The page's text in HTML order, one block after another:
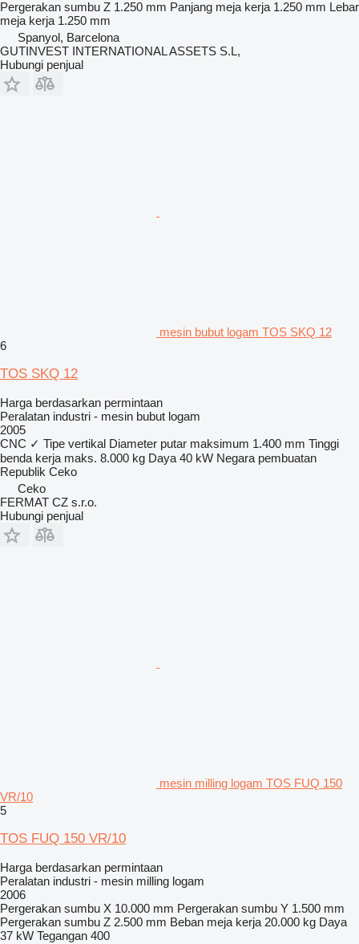
Pergerakan sumbu Z 1.250 mm Panjang meja kerja 1.250 mm Lebar
meja kerja 1.250 mm
Spanyol, Barcelona
GUTINVEST INTERNATIONAL ASSETS S.L,
Hubungi penjual
mesin bubut logam TOS SKQ 12
6
TOS SKQ 12
Harga berdasarkan permintaan
Peralatan industri - mesin bubut logam
2005
CNC ✓ Tipe vertikal Diameter putar maksimum 1.400 mm Tinggi
benda kerja maks. 8.000 kg Daya 40 kW Negara pembuatan
Republik Ceko
Ceko
FERMAT CZ s.r.o.
Hubungi penjual
mesin milling logam TOS FUQ 150
VR/10
5
TOS FUQ 150 VR/10
Harga berdasarkan permintaan
Peralatan industri - mesin milling logam
2006
Pergerakan sumbu X 10.000 mm Pergerakan sumbu Y 1.500 mm
Pergerakan sumbu Z 2.500 mm Beban meja kerja 20.000 kg Daya
37 kW Tegangan 400